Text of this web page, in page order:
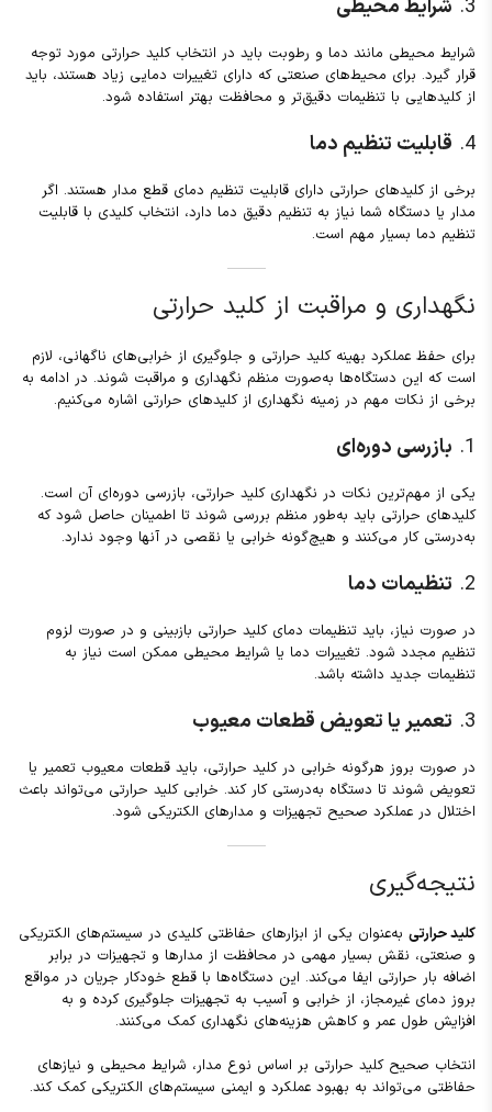
3. شرایط محیطی
شرایط محیطی مانند دما و رطوبت باید در انتخاب کلید حرارتی مورد توجه
قرار گیرد. برای محیط‌های صنعتی که دارای تغییرات دمایی زیاد هستند، باید
از کلیدهایی با تنظیمات دقیق‌تر و محافظت بهتر استفاده شود.
4. قابلیت تنظیم دما
برخی از کلیدهای حرارتی دارای قابلیت تنظیم دمای قطع مدار هستند. اگر
مدار یا دستگاه شما نیاز به تنظیم دقیق دما دارد، انتخاب کلیدی با قابلیت
تنظیم دما بسیار مهم است.
نگهداری و مراقبت از کلید حرارتی
برای حفظ عملکرد بهینه کلید حرارتی و جلوگیری از خرابی‌های ناگهانی، لازم
است که این دستگاه‌ها به‌صورت منظم نگهداری و مراقبت شوند. در ادامه به
برخی از نکات مهم در زمینه نگهداری از کلیدهای حرارتی اشاره می‌کنیم.
1. بازرسی دوره‌ای
یکی از مهم‌ترین نکات در نگهداری کلید حرارتی، بازرسی دوره‌ای آن است.
کلیدهای حرارتی باید به‌طور منظم بررسی شوند تا اطمینان حاصل شود که
به‌درستی کار می‌کنند و هیچ‌گونه خرابی یا نقصی در آنها وجود ندارد.
2. تنظیمات دما
در صورت نیاز، باید تنظیمات دمای کلید حرارتی بازبینی و در صورت لزوم
تنظیم مجدد شود. تغییرات دما یا شرایط محیطی ممکن است نیاز به
تنظیمات جدید داشته باشد.
3. تعمیر یا تعویض قطعات معیوب
در صورت بروز هرگونه خرابی در کلید حرارتی، باید قطعات معیوب تعمیر یا
تعویض شوند تا دستگاه به‌درستی کار کند. خرابی کلید حرارتی می‌تواند باعث
اختلال در عملکرد صحیح تجهیزات و مدارهای الکتریکی شود.
نتیجه‌گیری
کلید حرارتی به‌عنوان یکی از ابزارهای حفاظتی کلیدی در سیستم‌های الکتریکی
و صنعتی، نقش بسیار مهمی در محافظت از مدارها و تجهیزات در برابر
اضافه بار حرارتی ایفا می‌کند. این دستگاه‌ها با قطع خودکار جریان در مواقع
بروز دمای غیرمجاز، از خرابی و آسیب به تجهیزات جلوگیری کرده و به
افزایش طول عمر و کاهش هزینه‌های نگهداری کمک می‌کنند.
انتخاب صحیح کلید حرارتی بر اساس نوع مدار، شرایط محیطی و نیازهای
حفاظتی می‌تواند به بهبود عملکرد و ایمنی سیستم‌های الکتریکی کمک کند.